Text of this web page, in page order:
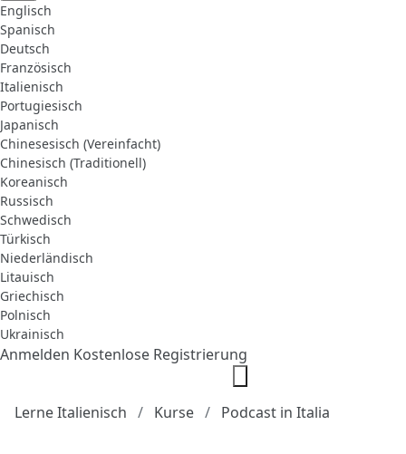
Englisch
Spanisch
Deutsch
Französisch
Italienisch
Portugiesisch
Japanisch
Chinesesisch (Vereinfacht)
Chinesisch (Traditionell)
Koreanisch
Russisch
Schwedisch
Türkisch
Niederländisch
Litauisch
Griechisch
Polnisch
Ukrainisch
Anmelden Kostenlose Registrierung
Lerne Italienisch Kurse Podcast in Italia